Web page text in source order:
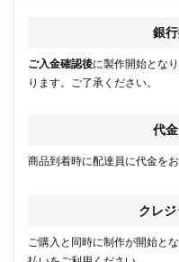
銀
ご入金確認後に製作開始とな
ります。ご了承ください。
代
商品到着時に配達員に代金を
クレ
ご購入と同時に制作が開始とな